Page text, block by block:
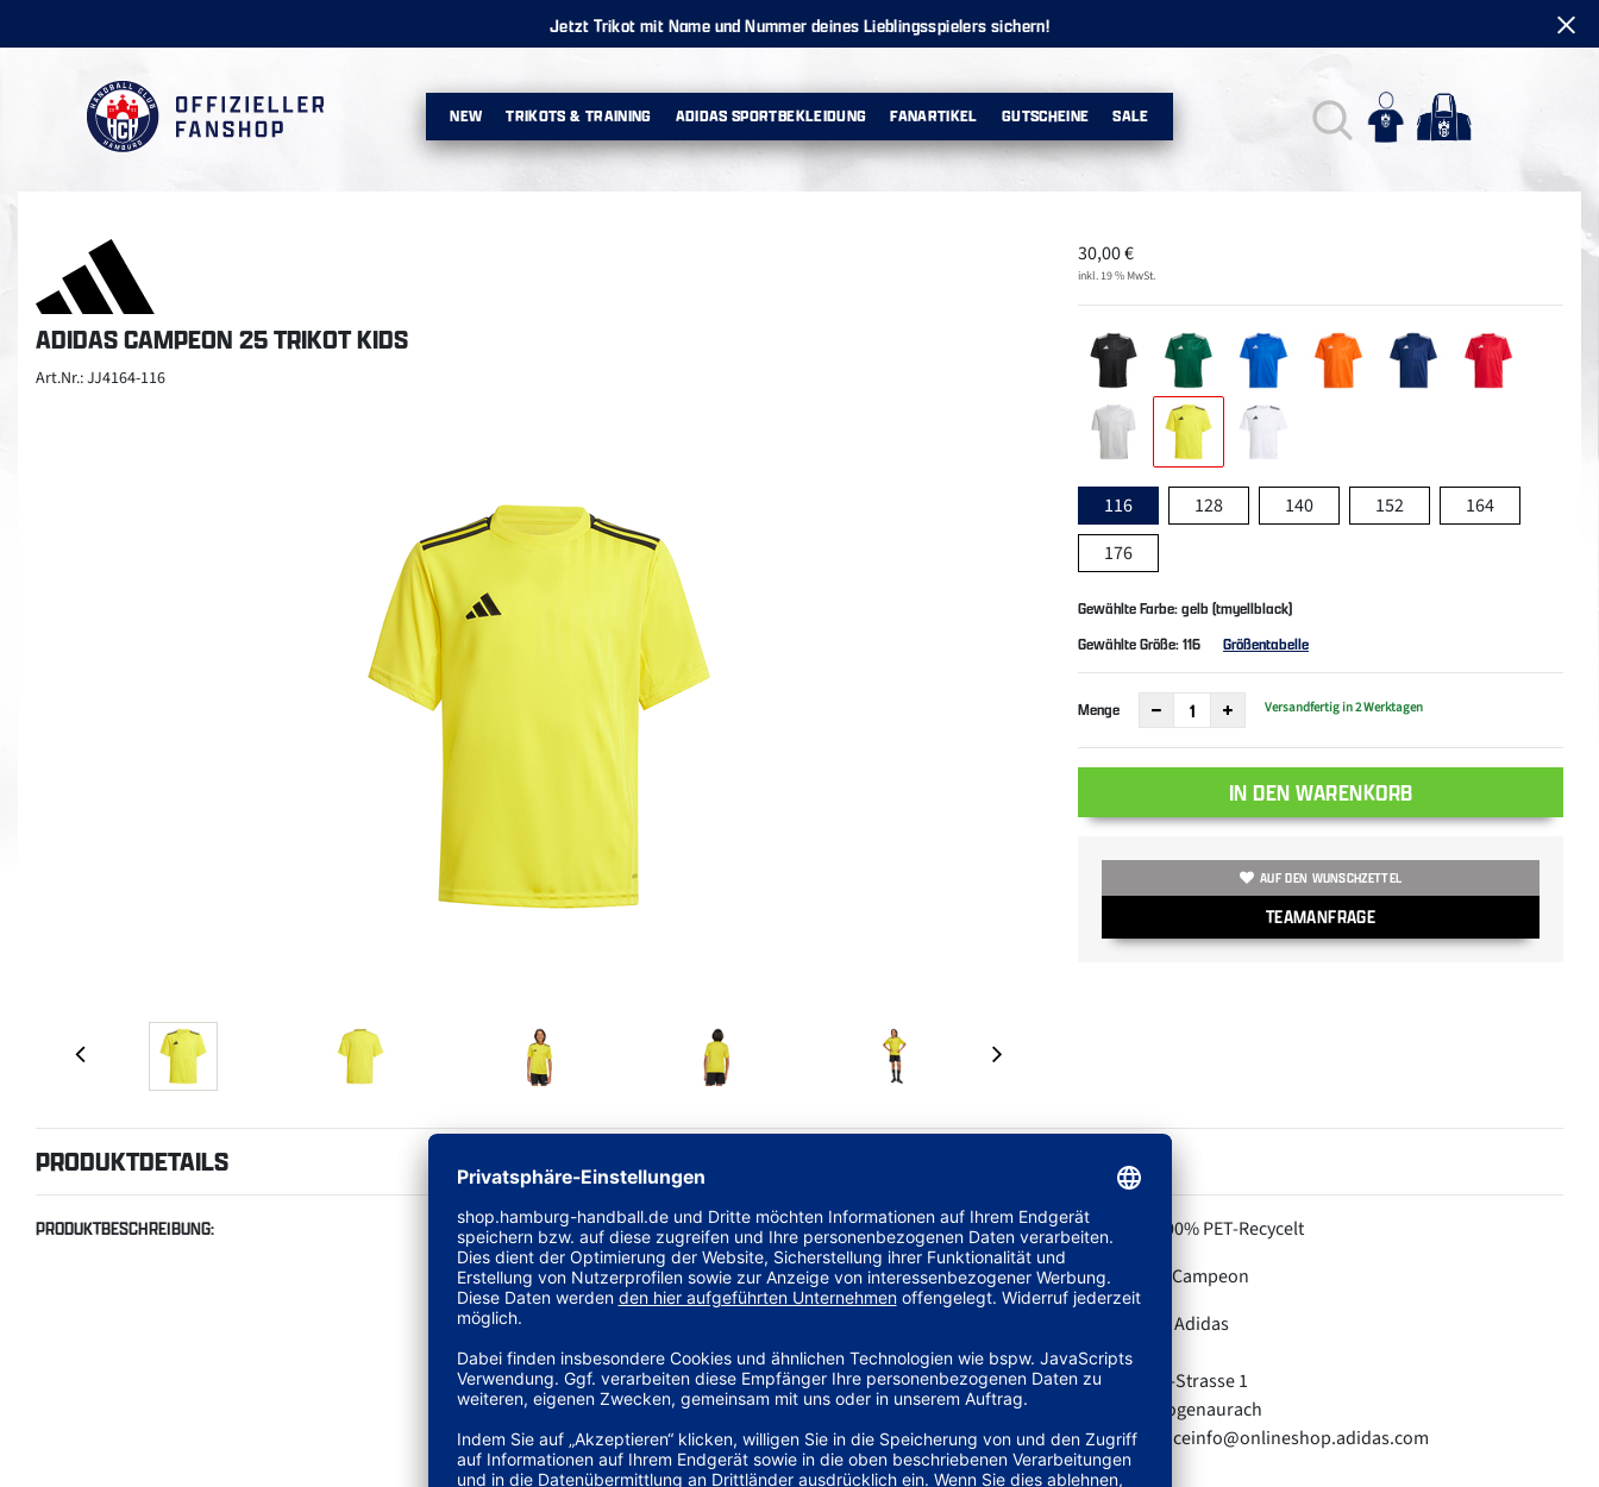
Jetzt Trikot mit Name und Nummer deines Lieblingsspielers sichern!
NEW TRIKOTS & TRAINING ADIDAS SPORTBEKLEIDUNG FANARTIKEL GUTSCHEINE SALE
ADIDAS CAMPEON 25 TRIKOT KIDS
Art.Nr.: JJ4164-116
30,00€
inkl. 19 % MwSt.
116 128 140 152
164
176
Gewählte Farbe: gelb (tmyellblack)
Gewählte Größe:116 Größentabelle
Menge Versandfertig in 2 Werktagen
IN DEN WARENKORB
AUF DEN WUNSCHZETTEL
TEAMANFRAGE
PRODUKTDETAILS
PRODUKTBESCHREIBUNG: MATERIAL: 100% PET-Recycelt
KOLLEKTION: Campeon
Adidas
adidas AG
Adi-Dassler-Strasse 1
91074 Herzogenaurach
E-Mail: serviceinfo@onlineshop.adidas.com